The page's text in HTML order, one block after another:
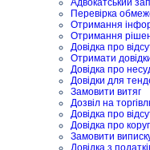
Адвокатський
Перевірка
Отримання
Отримання
Довідка про
Отримати
Довідка про
Довідки для
Замовити витяг
Дозвіл на
Довідка про
Довідка про
Замовити